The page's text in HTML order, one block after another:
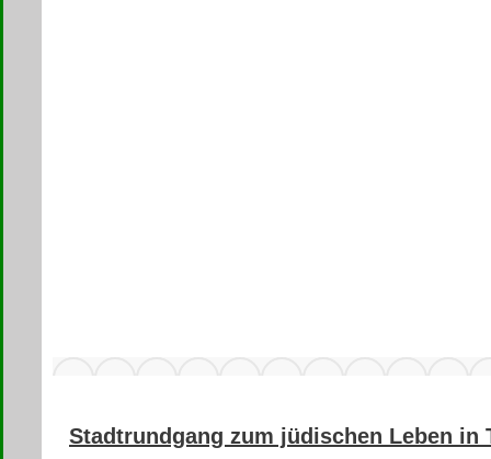
Stadtrundgang zum jüdischen Leben in